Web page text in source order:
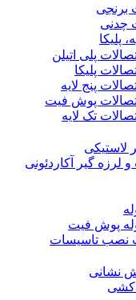
برنجی
چدنی
پلیکا
پلی اتیلن
پلیکا
پنج لایه
پوش فیت
تک لایه
لاستیکی
و لرزه گیر آکاردئونی
پوش فیت
نصب تاسیسات
نشانی
کشی